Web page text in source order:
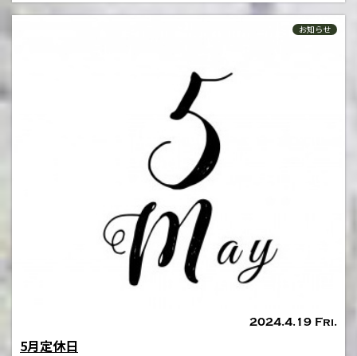
2024.4.19 Fri.
お知らせ
5月定休日